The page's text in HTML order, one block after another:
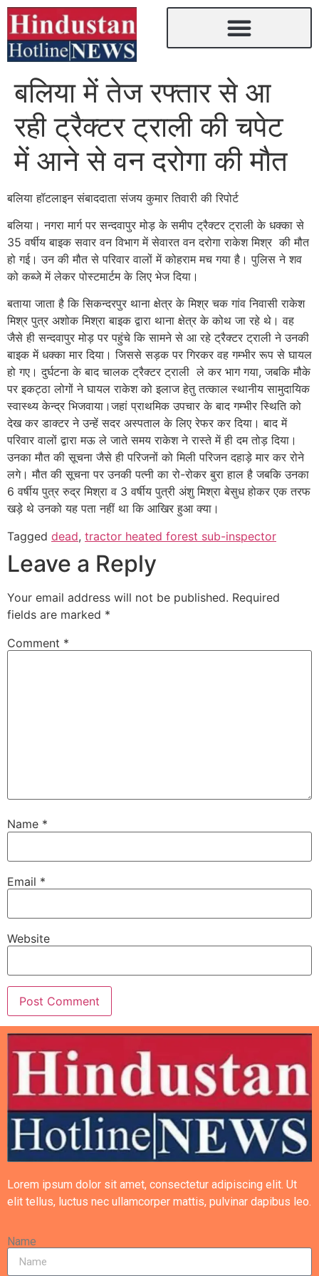
बलिया में तेज रफ्तार से आ
रही ट्रैक्टर ट्राली की चपेट
में आने से वन दरोगा की मौत
बलिया हॉटलाइन संबाददाता संजय कुमार तिवारी की रिपोर्ट
बलिया। नगरा मार्ग पर सन्दवापुर मोड़ के समीप ट्रैक्टर ट्राली के धक्का से
35 वर्षीय बाइक सवार वन विभाग में सेवारत वन दरोगा राकेश मिश्र की मौत
हो गई। उन की मौत से परिवार वालों में कोहराम मच गया है। पुलिस ने शव
को कब्जे में लेकर पोस्टमार्टम के लिए भेज दिया।
बताया जाता है कि सिकन्दरपुर थाना क्षेत्र के मिश्र चक गांव निवासी राकेश
मिश्र पुत्र अशोक मिश्रा बाइक द्वारा थाना क्षेत्र के कोथ जा रहे थे। वह
जैसे ही सन्दवापुर मोड़ पर पहुंचे कि सामने से आ रहे ट्रैक्टर ट्राली ने उनकी
बाइक में धक्का मार दिया। जिससे सड़क पर गिरकर वह गम्भीर रूप से घायल
हो गए। दुर्घटना के बाद चालक ट्रैक्टर ट्राली ले कर भाग गया, जबकि मौके
पर इकट्ठा लोगों ने घायल राकेश को इलाज हेतु तत्काल स्थानीय सामुदायिक
स्वास्थ्य केन्द्र भिजवाया।जहां प्राथमिक उपचार के बाद गम्भीर स्थिति को
देख कर डाक्टर ने उन्हें सदर अस्पताल के लिए रेफर कर दिया। बाद में
परिवार वालों द्वारा मऊ ले जाते समय राकेश ने रास्ते में ही दम तोड़ दिया।
उनका मौत की सूचना जैसे ही परिजनों को मिली परिजन दहाड़े मार कर रोने
लगे। मौत की सूचना पर उनकी पत्नी का रो-रोकर बुरा हाल है जबकि उनका
6 वर्षीय पुत्र रुद्र मिश्रा व 3 वर्षीय पुत्री अंशु मिश्रा बेसुध होकर एक तरफ
खड़े थे उनको यह पता नहीं था कि आखिर हुआ क्या।
Tagged dead, tractor heated forest sub-inspector
Leave a Reply
Your email address will not be published. Required
fields are marked *
Comment *
Name *
Email *
Website
Lorem ipsum dolor sit amet, consectetur adipiscing elit. Ut
elit tellus, luctus nec ullamcorper mattis, pulvinar dapibus leo.
Name